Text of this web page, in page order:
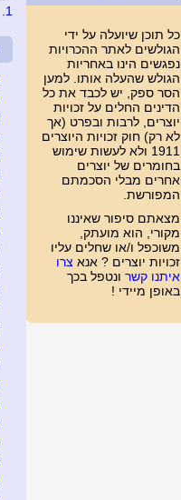
כל תוכן שיועלה על ידי
הגולשים לאתר ההכרויות
נפגשים הינו באחריות
הגולש שהעלה אותו. למען
הסר ספק, יש לכבד את כל
הדינים החלים על זכויות
יוצרים, לרבות ובפרט (אך
לא רק) חוק זכויות היוצרים
1911 ולא לעשות שימוש
בחומרים של יוצרים
אחרים מבלי הסכמתם
המפורשת.
מצאתם סיפור שאיננו
מקורי, הוא מועתק,
משוכפל ו/או שחלים עליו
זכויות יוצרים ? אנא צרו
איתנו קשר ונטפל בכך
באופן מיידי !
1.